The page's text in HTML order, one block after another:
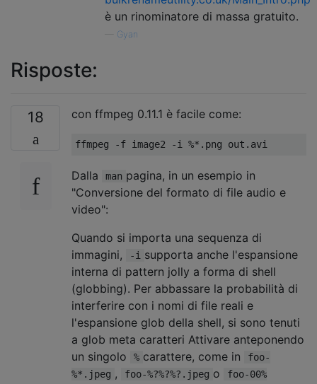
è un rinominatore di massa gratuito.
Gyan
Risposte:
18 con ffmpeg 0.11.1 è facile come:
Dalla man pagina, in un esempio in
"Conversione del formato di file audio e
video":
Quando si importa una sequenza di
immagini,
-i supporta anche l'espansione
interna di pattern jolly a forma di shell
(globbing). Per abbassare la probabilità di
interferire con i nomi di file reali e
l'espansione glob della shell, si sono tenuti
a glob meta caratteri Attivare anteponendo
un singolo
% carattere, come in
foo-
%*.jpeg , foo-%?%?%?.jpeg o
foo-00%